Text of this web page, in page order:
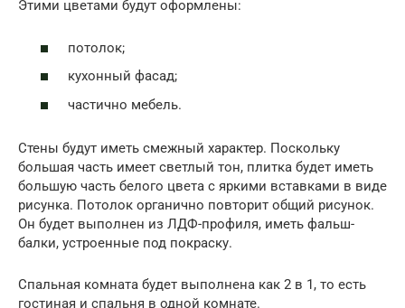
Этими цветами будут оформлены:
потолок;
кухонный фасад;
частично мебель.
Стены будут иметь смежный характер. Поскольку
большая часть имеет светлый тон, плитка будет иметь
большую часть белого цвета с яркими вставками в виде
рисунка. Потолок органично повторит общий рисунок.
Он будет выполнен из ЛДФ-профиля, иметь фальш-
балки, устроенные под покраску.
Спальная комната будет выполнена как 2 в 1, то есть
гостиная и спальня в одной комнате.